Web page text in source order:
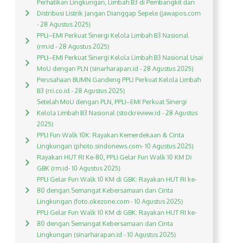
Perhatikan Lingkungan, Limbah B3 di Pembangkit dan
Distribusi Listrik Jangan Dianggap Sepele (jawapos.com
- 28 Agustus 2025)
PPLI–EMI Perkuat Sinergi Kelola Limbah B3 Nasional
(rm.id - 28 Agustus 2025)
PPLI–EMI Perkuat Sinergi Kelola Limbah B3 Nasional Usai
MoU dengan PLN (sinarharapan.id - 28 Agustus 2025)
Perusahaan BUMN Gandeng PPLI Perkuat Kelola Limbah
B3 (rri.co.id - 28 Agustus 2025)
Setelah MoU dengan PLN, PPLI–EMI Perkuat Sinergi
Kelola Limbah B3 Nasional (stockreview.id - 28 Agustus
2025)
PPLI Fun Walk 10K: Rayakan Kemerdekaan & Cinta
Lingkungan (photo.sindonews.com- 10 Agustus 2025)
Rayakan HUT RI Ke-80, PPLI Gelar Fun Walk 10 KM Di
GBK (rm.id- 10 Agustus 2025)
PPLI Gelar Fun Walk 10 KM di GBK: Rayakan HUT RI ke-
80 dengan Semangat Kebersamaan dan Cinta
Lingkungan (foto.okezone.com - 10 Agustus 2025)
PPLI Gelar Fun Walk 10 KM di GBK: Rayakan HUT RI ke-
80 dengan Semangat Kebersamaan dan Cinta
Lingkungan (sinarharapan.id - 10 Agustus 2025)